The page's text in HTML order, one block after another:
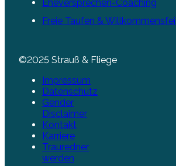
Eheversprechen-Coaching
Freie Taufen &
©2025 Strauß & Fliege
Impressum
Datenschutz
Gender
Disclaimer
Kontakt
Karriere
Trauredner
werden